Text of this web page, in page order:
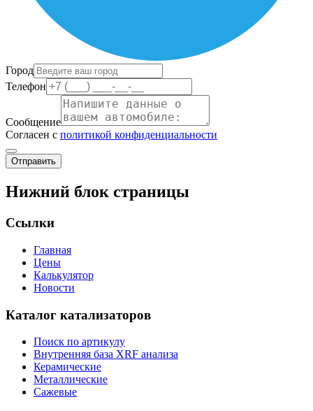
Город
Телефон
Сообщение
Согласен с политикой конфиденциальности
Отправить
Нижний блок страницы
Ссылки
Главная
Цены
Калькулятор
Новости
Каталог катализаторов
Поиск по артикулу
Внутренняя база XRF анализа
Керамические
Металлические
Сажевые